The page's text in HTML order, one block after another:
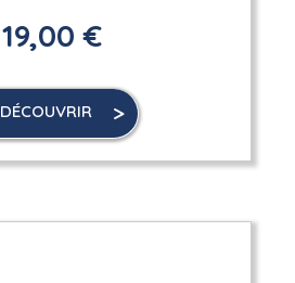
19,00 €
DÉCOUVRIR